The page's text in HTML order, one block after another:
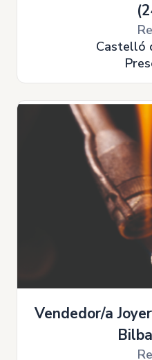
Castelló
Vendedor/a